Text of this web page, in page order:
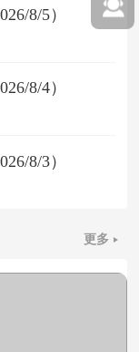
8/5）
8/4）
8/3）
更多